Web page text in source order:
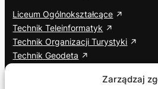
Zarządzaj
Liceum Ogólnokształcące
Technik Teleinformatyk
Technik Organizacji Turystyki
Technik Geodeta
Cisco Networking Academy